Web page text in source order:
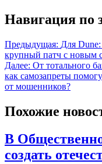
Навигация по
Предыдущая: Для
крупный патч с новым
Далее: От тотального
как самозапреты
от мошенников?
Похожие
В
создать